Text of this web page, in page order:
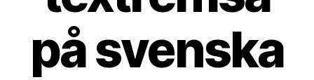
på svenska